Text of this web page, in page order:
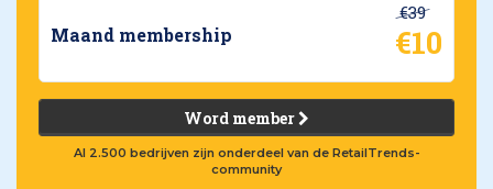
Maand membership
€39
€10
Word member
Al 2.500 bedrijven zijn onderdeel van de RetailTrends-
community